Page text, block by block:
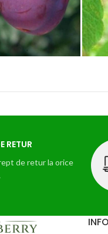
RETUR
de retur la orice